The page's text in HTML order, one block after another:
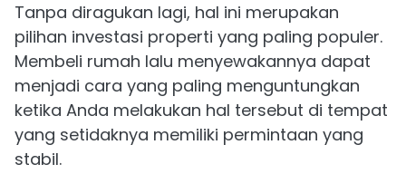
Tanpa diragukan lagi, hal ini merupakan
pilihan investasi properti yang paling populer.
Membeli rumah lalu menyewakannya dapat
menjadi cara yang paling menguntungkan
ketika Anda melakukan hal tersebut di tempat
yang setidaknya memiliki permintaan yang
stabil.